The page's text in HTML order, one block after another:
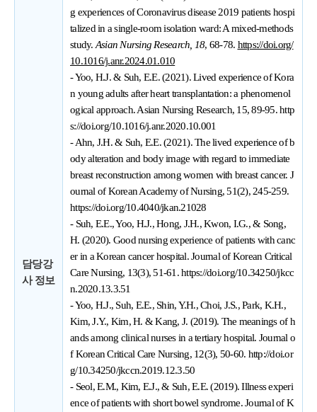
담당강
사 정보
g experiences of Coronavirus disease 2019 patients hospi
talized in a single-room isolation ward: A mixed-methods
study. Asian Nursing Research, 18, 68-78. https://doi.org/
10.1016/j.anr.2024.01.010
- Yoo, H.J. & Suh, E.E. (2021). Lived experience of Kora
n young adults after heart transplantation: a phenomenol
ogical approach. Asian Nursing Research, 15, 89-95.http
s://doi.org/10.1016/j.anr.2020.10.001
- Ahn, J.H. & Suh, E.E. (2021). The lived experience of b
ody alteration and body image with regard to immediate
breast reconstruction among women with breast cancer. J
ournal of Korean Academy of Nursing, 51(2), 245-259.
https://doi.org/10.4040/jkan.21028
- Suh, E.E., Yoo, H.J., Hong, J.H., Kwon, I.G., & Song,
H. (2020). Good nursing experience of patients with canc
er in a Korean cancer hospital. Journal of Korean Critical
Care Nursing, 13(3), 51-61.https://doi.org/10.34250/jkcc
n.2020.13.3.51
- Yoo, H.J., Suh, E.E., Shin, Y.H., Choi, J.S., Park, K.H.,
Kim, J.Y., Kim, H. & Kang, J. (2019). The meanings of h
ands among clinical nurses in a tertiary hospital. Journal o
f Korean Critical Care Nursing, 12(3), 50-60. http://doi.or
g/10.34250/jkccn.2019.12.3.50
- Seol, E.M., Kim, E.J., & Suh, E.E. (2019). Illness experi
ence of patients with short bowel syndrome. Journal of K